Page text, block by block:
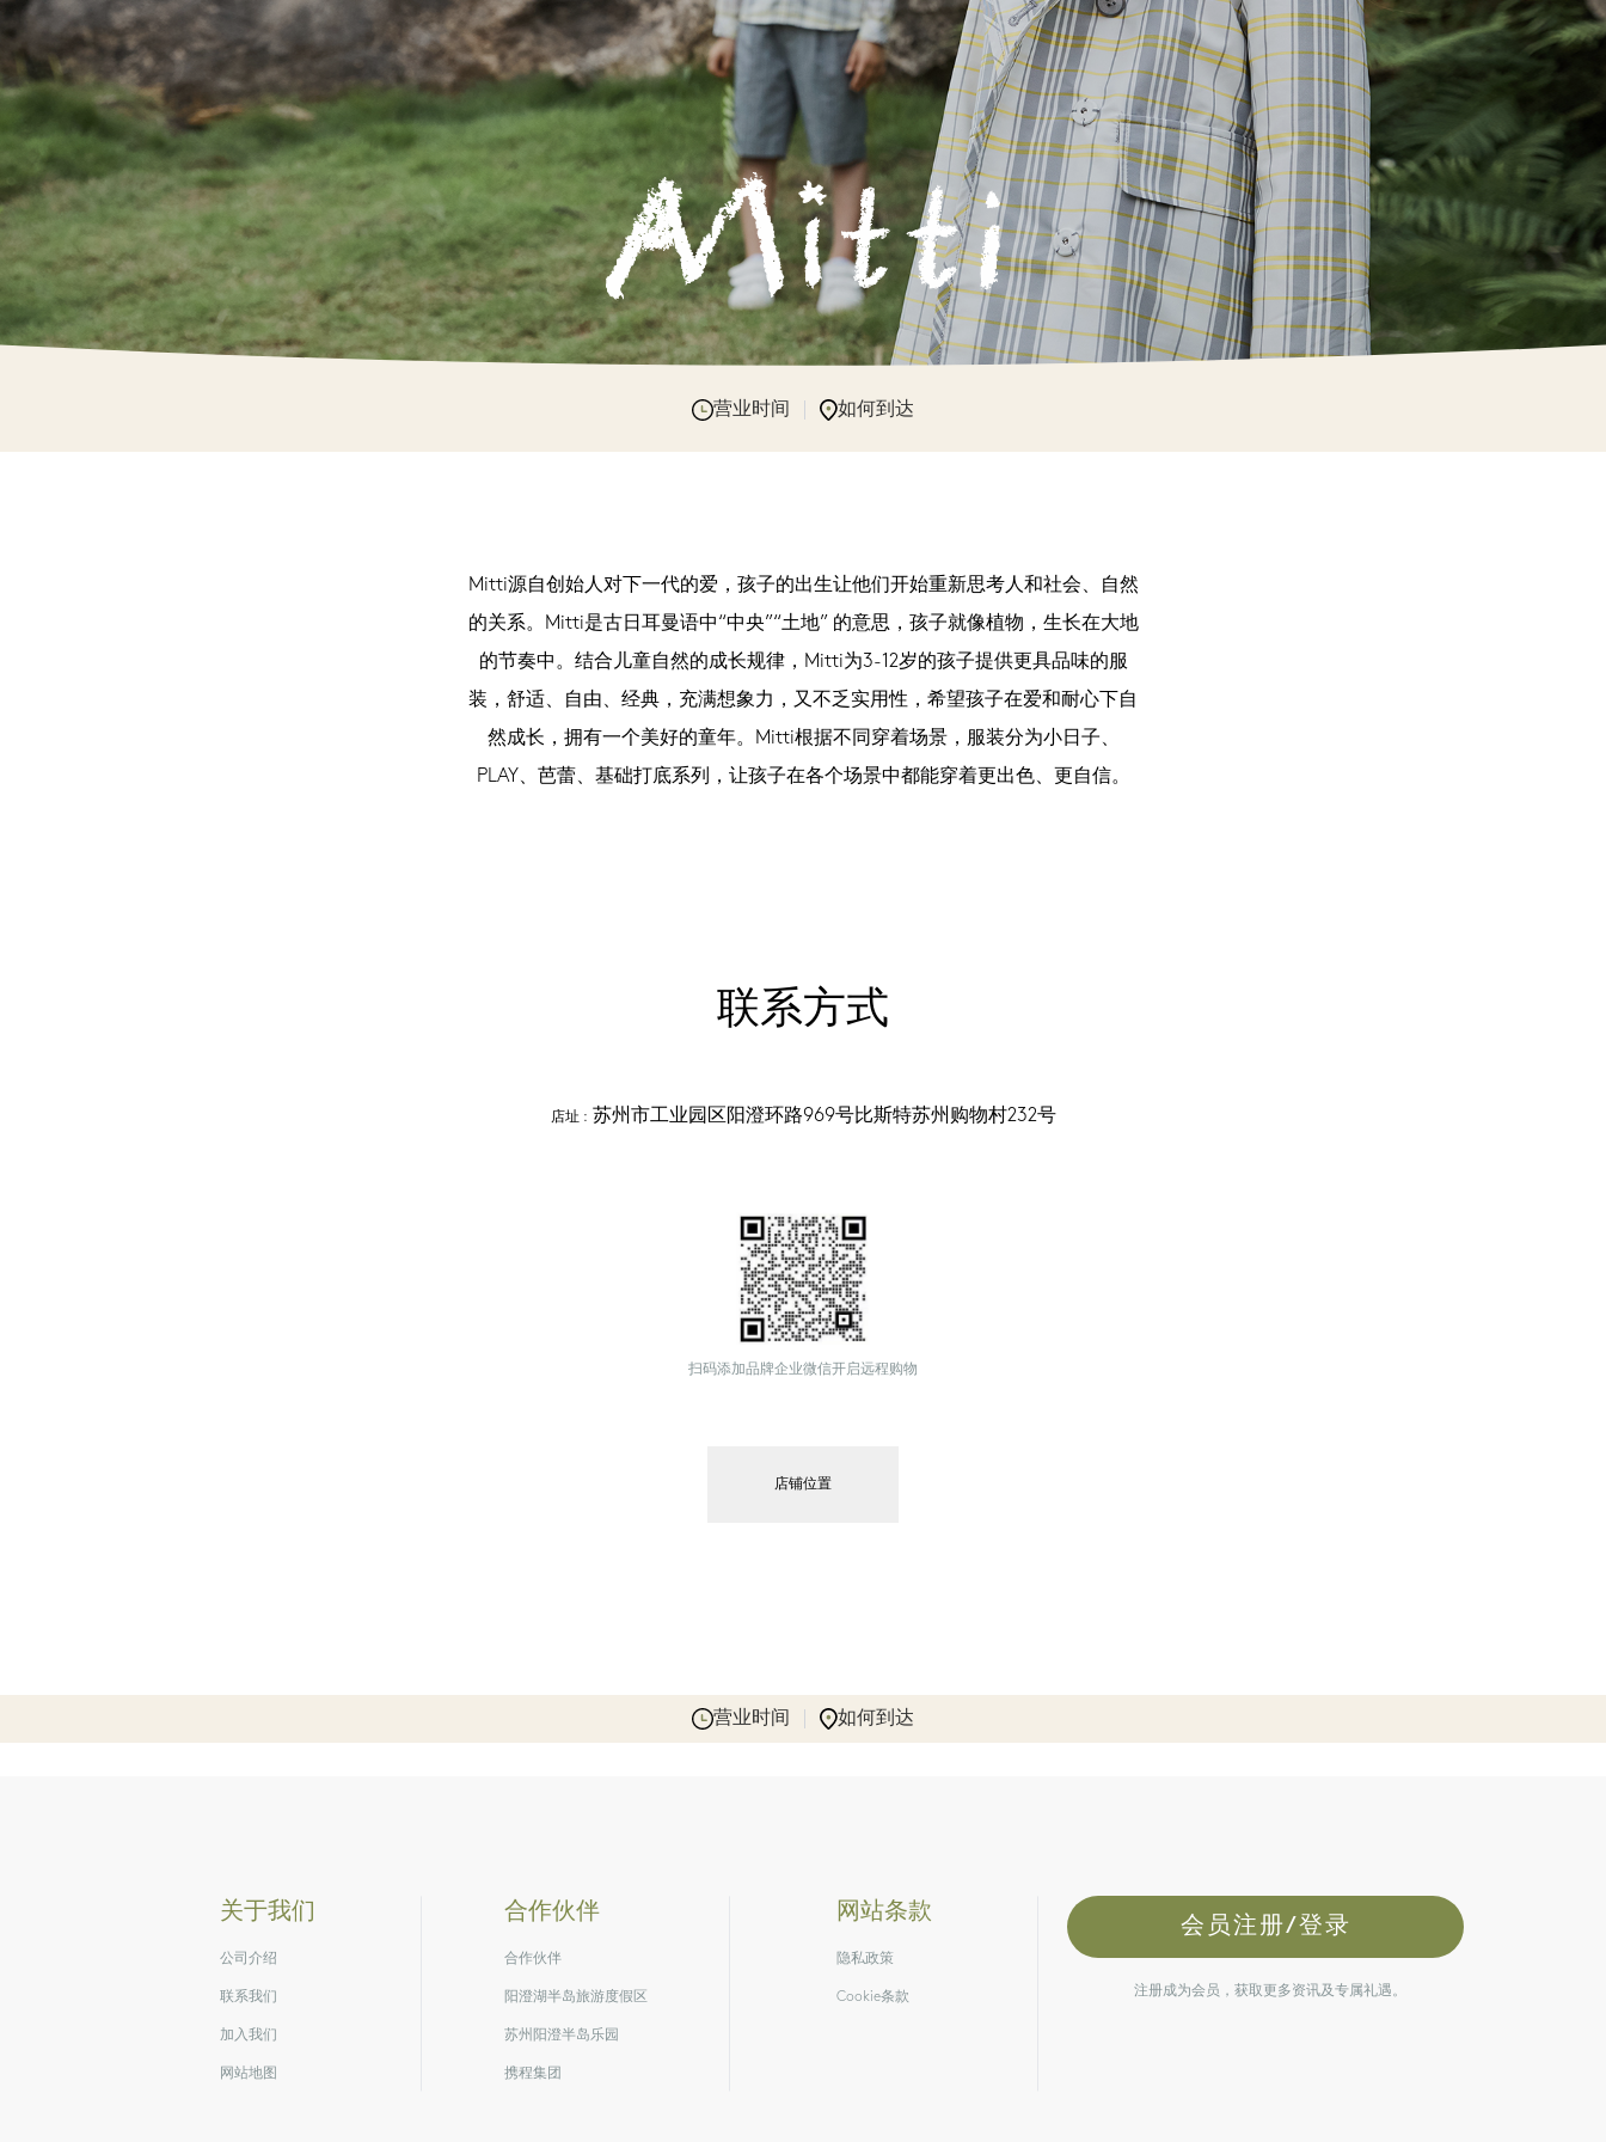
营业时间 如何到达
Mitti源自创始人对下一代的爱，孩子的出生让他们开始重新思考人和社会、自然
的关系。Mitti是古日耳曼语中“中央”“土地” 的意思，孩子就像植物，生长在大地
的节奏中。结合儿童自然的成长规律，Mitti为3-12岁的孩子提供更具品味的服
装，舒适、自由、经典，充满想象力，又不乏实用性，希望孩子在爱和耐心下自
然成长，拥有一个美好的童年。Mitti根据不同穿着场景，服装分为小日子、
PLAY、芭蕾、基础打底系列，让孩子在各个场景中都能穿着更出色、更自信。
联系方式
店址 : 苏州市工业园区阳澄环路969号比斯特苏州购物村232号
扫码添加品牌企业微信开启远程购物
店铺位置
营业时间 如何到达
关于我们
公司介绍
联系我们
加入我们
网站地图
合作伙伴
合作伙伴
阳澄湖半岛旅游度假区
苏州阳澄半岛乐园
携程集团
网站条款
隐私政策
Cookie条款
会员注册/登录
注册成为会员，获取更多资讯及专属礼遇。